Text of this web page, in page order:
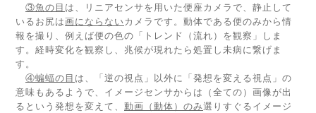
③魚の目 は、リニアセンサを用いた便座カメラで、静止して
いるお尻は画にならない カメラです。動体である便のみから情
報を撮り、例えば便の色の「トレンド（流れ）を観察」しま
す。経時変化を観察し、兆候が現れたら処置し未病に繋げま
す。
④蝙蝠の目 は、「逆の視点」以外に「発想を変える視点」の
意味もあるようで、イメージセンサからは（全ての）画像が出
るという発想を変えて、 動画（動体）のみ選りすぐるイメージ